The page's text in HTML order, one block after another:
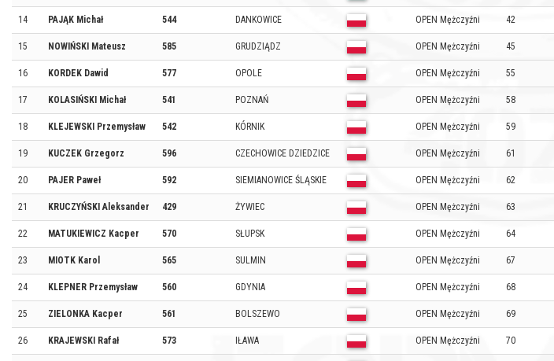
14 PAJĄK Michał 544 DANKOWICE OPEN Mężczyźni 42
15 NOWIŃSKI Mateusz 585 GRUDZIĄDZ OPEN Mężczyźni 45
16 KORDEK Dawid 577 OPOLE OPEN Mężczyźni 55
17 KOLASIŃSKI Michał 541 POZNAŃ OPEN Mężczyźni 58
18 KLEJEWSKI Przemysław 542 KÓRNIK OPEN Mężczyźni 59
19 KUCZEK Grzegorz 596 CZECHOWICE DZIEDZICE OPEN Mężczyźni 61
20 PAJER Paweł 592 SIEMIANOWICE ŚLĄSKIE OPEN Mężczyźni 62
21 KRUCZYŃSKI Aleksander 429 ŻYWIEC OPEN Mężczyźni 63
22 MATUKIEWICZ Kacper 570 SŁUPSK OPEN Mężczyźni 64
23 MIOTK Karol 565 SULMIN OPEN Mężczyźni 67
24 KLEPNER Przemysław 560 GDYNIA OPEN Mężczyźni 68
25 ZIELONKA Kacper 561 BOLSZEWO OPEN Mężczyźni 69
26 KRAJEWSKI Rafał 573 IŁAWA OPEN Mężczyźni 70